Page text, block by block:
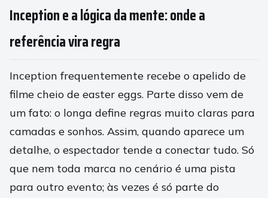
Inception e a lógica da mente: onde a
referência vira regra
Inception frequentemente recebe o apelido de
filme cheio de easter eggs. Parte disso vem de
um fato: o longa define regras muito claras para
camadas e sonhos. Assim, quando aparece um
detalhe, o espectador tende a conectar tudo. Só
que nem toda marca no cenário é uma pista
para outro evento; às vezes é só parte do